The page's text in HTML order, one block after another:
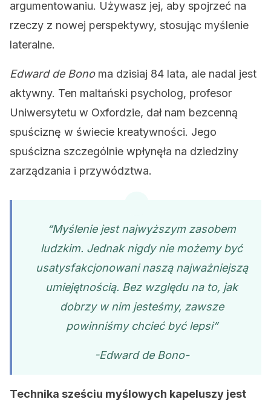
argumentowaniu. Używasz jej, aby spojrzeć na
rzeczy z nowej perspektywy, stosując myślenie
lateralne.
Edward de Bonoma dzisiaj 84 lata, ale nadal jest
aktywny. Ten maltański psycholog, profesor
Uniwersytetu w Oxfordzie, dał nam bezcenną
spuściznę w świecie kreatywności. Jego
spuścizna szczególnie wpłynęła na dziedziny
zarządzania i przywództwa.
“Myślenie jest najwyższym zasobem
ludzkim. Jednak nigdy nie możemy być
usatysfakcjonowani naszą najważniejszą
umiejętnością. Bez względu na to, jak
dobrzy w nim jesteśmy, zawsze
powinniśmy chcieć być lepsi”
-Edward de Bono-
Technika sześciu myślowych kapeluszy jest